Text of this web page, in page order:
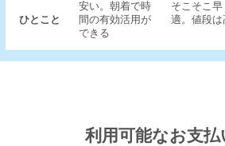
ひとこと
安い。朝着で時
間の有効活用が
できる
そこそこ早
適。値段は
利用可能なお支払